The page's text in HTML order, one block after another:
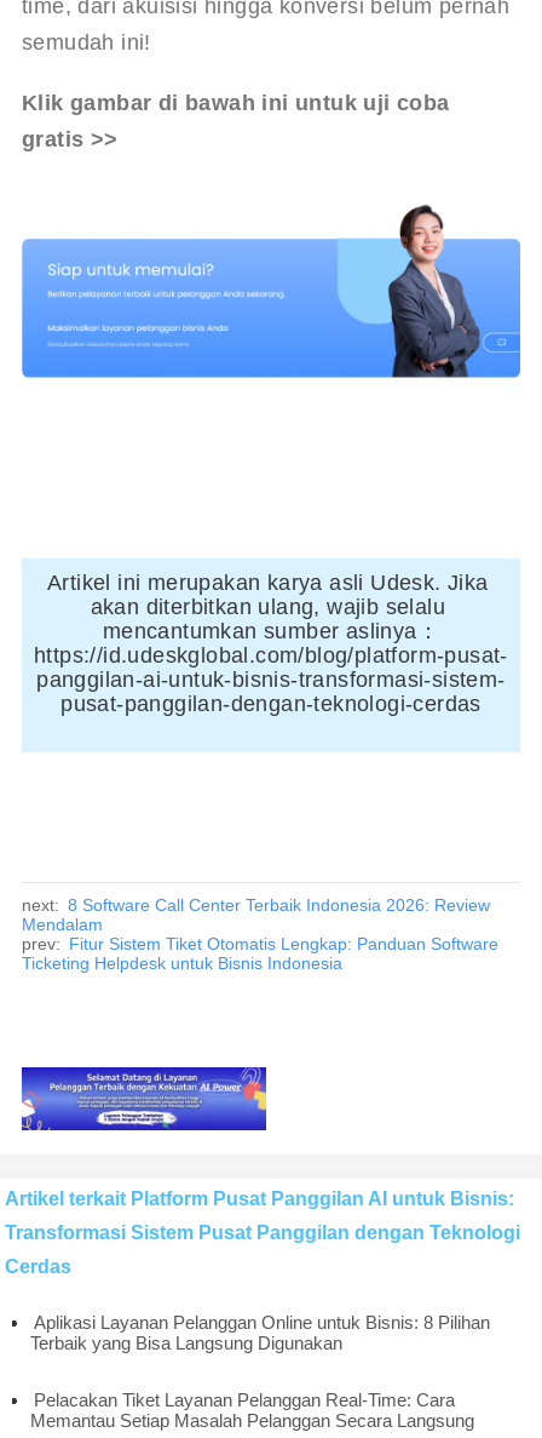
time, dari akuisisi hingga konversi belum pernah
semudah ini!
Klik gambar di bawah ini untuk uji coba
gratis >>
Artikel ini merupakan karya asli Udesk. Jika
akan diterbitkan ulang, wajib selalu
mencantumkan sumber aslinya：
https://id.udeskglobal.com/blog/platform-pusat-
panggilan-ai-untuk-bisnis-transformasi-sistem-
pusat-panggilan-dengan-teknologi-cerdas
next: 8 Software Call Center Terbaik Indonesia 2026: Review
Mendalam
prev: Fitur Sistem Tiket Otomatis Lengkap: Panduan Software
Ticketing Helpdesk untuk Bisnis Indonesia
Artikel terkait Platform Pusat Panggilan AI untuk Bisnis:
Transformasi Sistem Pusat Panggilan dengan Teknologi
Cerdas
Aplikasi Layanan Pelanggan Online untuk Bisnis: 8 Pilihan
Terbaik yang Bisa Langsung Digunakan
Pelacakan Tiket Layanan Pelanggan Real-Time: Cara
Memantau Setiap Masalah Pelanggan Secara Langsung